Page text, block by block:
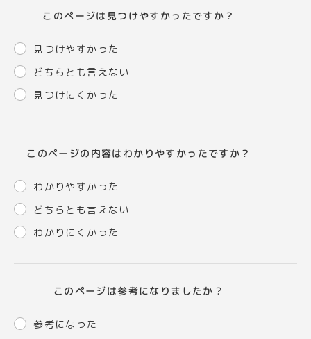
このページは見つけやすかったですか？
見つけやすかった
どちらとも言えない
見つけにくかった
このページの内容はわかりやすかったですか？
わかりやすかった
どちらとも言えない
わかりにくかった
このページは参考になりましたか？
参考になった